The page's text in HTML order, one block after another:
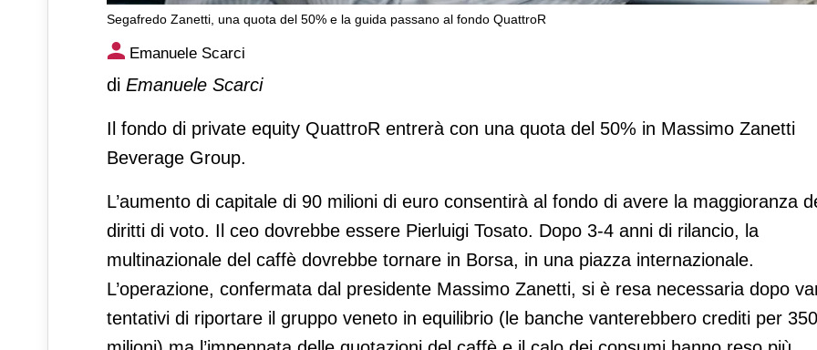
Segafredo Zanetti, una quota del 50% e la guida passano al fondo QuattroR
Segafredo Zanetti, una quota del 50% e la guida passano al fondo
QuattroR
Emanuele Scarci
di Emanuele Scarci
Il fondo di private equity QuattroR entrerà con una quota del 50% in Massimo Zanetti
Beverage Group.
L’aumento di capitale di 90 milioni di euro consentirà al fondo di avere la maggioranza
diritti di voto. Il ceo dovrebbe essere Pierluigi Tosato. Dopo 3-4 anni di rilancio, la
multinazionale del caffè dovrebbe tornare in Borsa, in una piazza internazionale.
L’operazione, confermata dal presidente Massimo Zanetti, si è resa necessaria dopo
tentativi di riportare il gruppo veneto in equilibrio (le banche vanterebbero crediti per 350